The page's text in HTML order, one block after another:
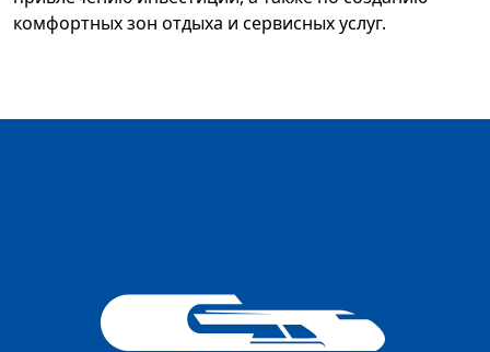
комфортных зон отдыха и сервисных услуг.